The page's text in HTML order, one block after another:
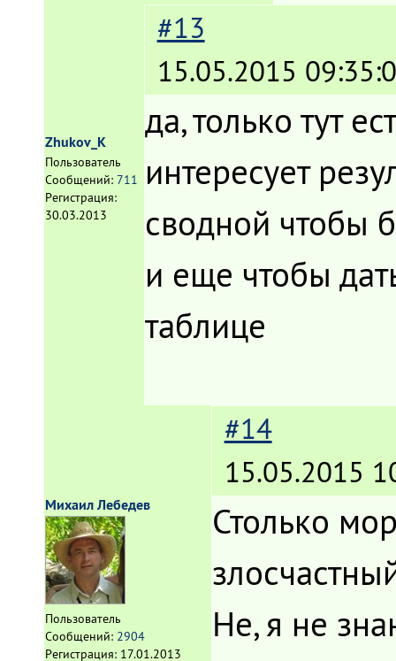
Zhukov_K
Пользователь
Сообщений: 711
Регистрация:
30.03.2013
#13
15.05.2015
да, только тут
интересует
сводной чтобы
и еще чтобы
таблице
Михаил Лебедев
Пользователь
Сообщений: 2904
Регистрация: 17.01.2013
#14
15.05.2015
Столько
Не, я не